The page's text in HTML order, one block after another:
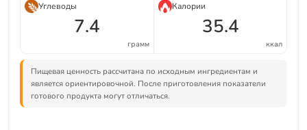
Углеводы
7.4
грамм
Калории
35.4
ккал
Пищевая ценность рассчитана по исходным ингредиентам и
является ориентировочной. После приготовления показатели
готового продукта могут отличаться.